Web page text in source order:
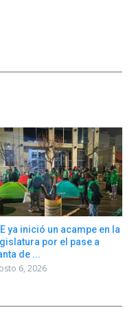
ya inició un acampe en la
por el pase a
de ...
6, 2026